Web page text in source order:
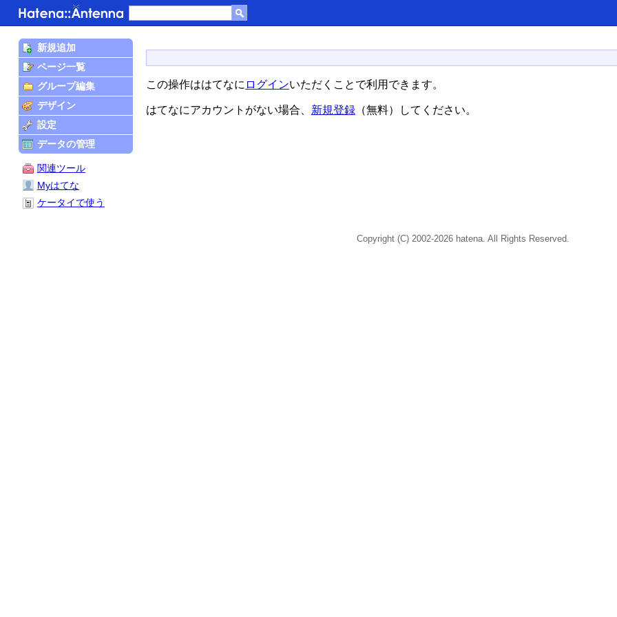
この操作ははてなに ログインいただくことで利用できます。
はてなにアカウントがない場合、 新規登録（無料）してください。
新規追加
ページ一覧
グループ編集
デザイン
設定
データの管理
関連ツール
Myはてな
ケータイで使う
Copyright (C) 2002-2026 hatena. All Rights Reserved.